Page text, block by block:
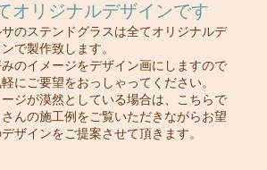
オリジナルデザインです
のステンドグラスは全てオリジナルデ
で製作致します。
みのイメージをデザイン画にしますので
にご要望をおっしゃってください。
ージが漠然としている場合は、こちらで
さんの施工例をご覧いただきながらお望
ザインをご提案させて頂きます。